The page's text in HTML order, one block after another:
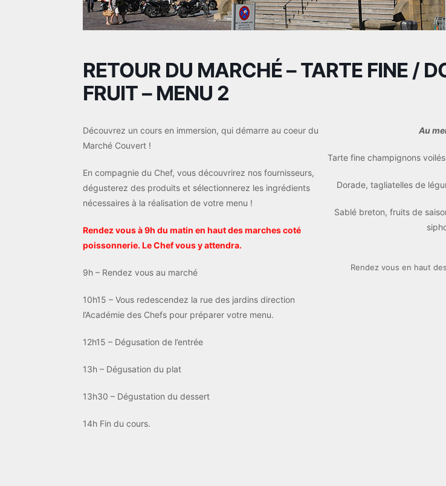
RETOUR DU MARCHÉ – TARTE FINE /
FRUIT – MENU 2
Découvrez un cours en immersion, qui démarre au coeur du
Marché Couvert !
En compagnie du Chef, vous découvrirez nos fournisseurs,
dégusterez des produits et sélectionnerez les ingrédients
nécessaires à la réalisation de votre menu !
Rendez vous à 9h du matin en haut des marches coté
poissonnerie. Le Chef vous y attendra.
9h – Rendez vous au marché
10h15 – Vous redescendez la rue des jardins direction
l’Académie des Chefs pour préparer votre menu.
12h15 – Dégusation de l’entrée
13h – Dégusation du plat
13h30 – Dégustation du dessert
14h Fin du cours.
Au
Tarte fine champignons
Dorade, tagliatelles de
Sablé breton, fruits de
Rendez vous en haut